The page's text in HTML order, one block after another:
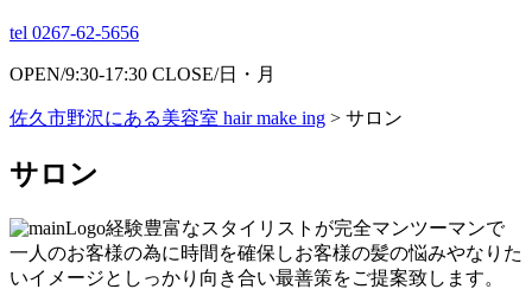
tel 0267-62-5656
OPEN/9:30-17:30 CLOSE/日・月
佐久市野沢にある美容室 hair make ing > サロン
サロン
経験豊富なスタイリストが完全マンツーマンで
一人のお客様の為に時間を確保しお客様の髪の悩みやなりた
いイメージとしっかり向き合い最善策をご提案致します。